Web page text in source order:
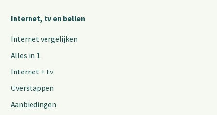
Internet, tv en bellen
Internet vergelijken
Alles in 1
Internet + tv
Overstappen
Aanbiedingen